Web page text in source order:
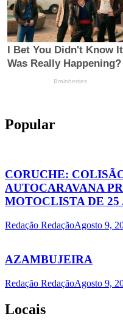
Popular
CORUCHE:
AUTOCARAVANA
MOTOCLISTA DE 25
Redação RedaçãoAgosto 9,
AZAMBUJEIRA
Redação RedaçãoAgosto 9,
Locais